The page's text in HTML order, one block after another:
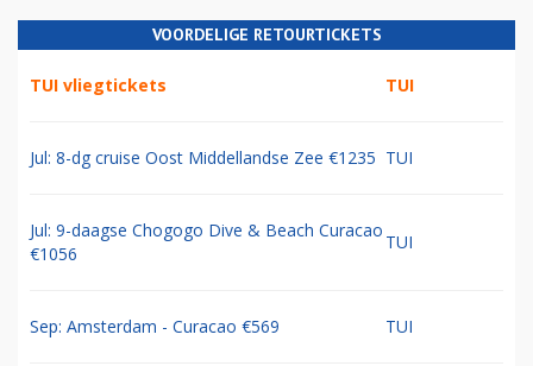
VOORDELIGE RETOURTICKETS
TUI vliegtickets TUI
Jul: 8-dg cruise Oost Middellandse Zee €1235 TUI
Jul: 9-daagse Chogogo Dive & Beach Curacao
€1056
TUI
Sep: Amsterdam - Curacao €569 TUI